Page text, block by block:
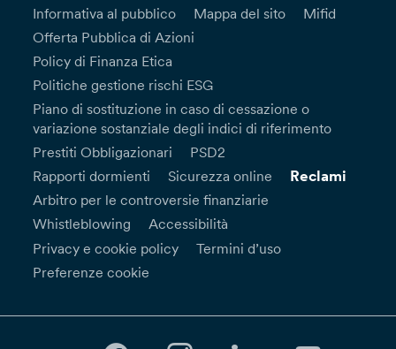
Informativa al pubblico
Mappa del sito
Mifid
Offerta Pubblica di Azioni
Policy di Finanza Etica
Politiche gestione rischi ESG
Piano di sostituzione in caso di cessazione o
variazione sostanziale degli indici di riferimento
Prestiti Obbligazionari
PSD2
Rapporti dormienti
Sicurezza online Reclami
Arbitro per le controversie finanziarie
Whistleblowing
Accessibilità
Privacy e cookie policy
Termini d’uso
Preferenze cookie